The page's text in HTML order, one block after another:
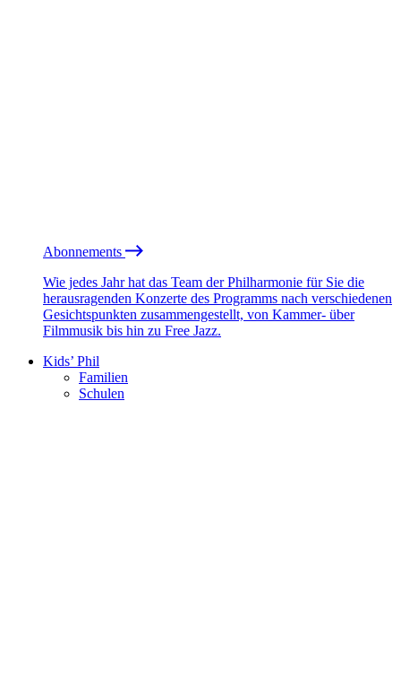
Abonnements
Wie jedes Jahr hat das Team der Philharmonie für Sie die
herausragenden Konzerte des Programms nach verschiedenen
Gesichtspunkten zusammengestellt, von Kammer- über
Filmmusik bis hin zu Free Jazz.
Kids’ Phil
Familien
Schulen